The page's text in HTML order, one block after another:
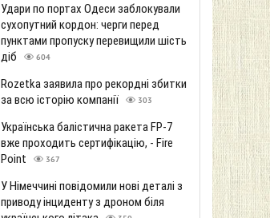
Удари по портах Одеси заблокували
сухопутний кордон: черги перед
пунктами пропуску перевищили шість
діб
604
Rozetka заявила про рекордні збитки
за всю історію компанії
303
Українська балістична ракета FP-7
вже проходить сертифікацію, - Fire
Point
367
У Німеччині повідомили нові деталі з
приводу інциденту з дроном біля